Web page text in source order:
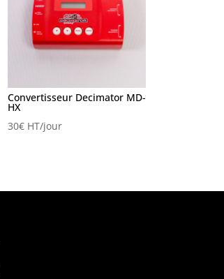
Convertisseur Decimator MD-
HX
30€HT/jour